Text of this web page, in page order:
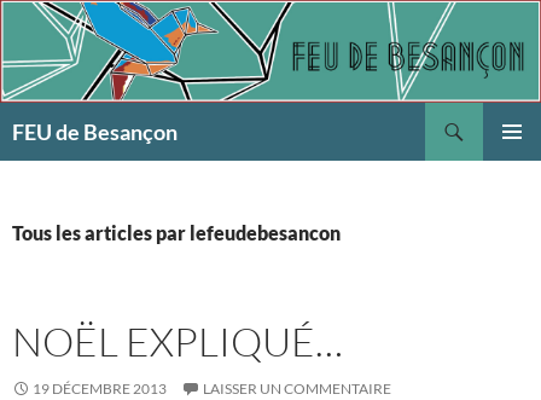
Aller
contenu
FEU de Besançon
Tous les articles par lefeudebesancon
NOËL EXPLIQUÉ…
19 DÉCEMBRE 2013 LAISSER UN COMMENTAIRE